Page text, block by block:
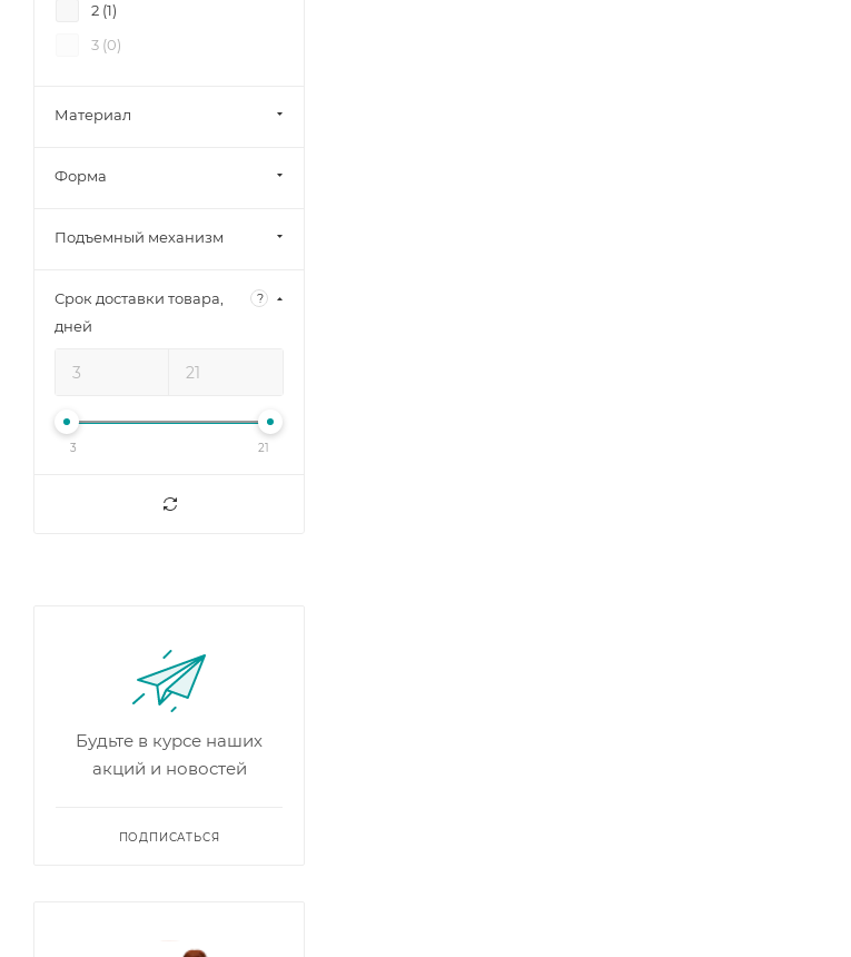
2 (1)
3 (0)
Материал
Форма
Подъемный механизм
Срок доставки товара,
дней
?
3 21
Будьте в курсе наших
акций и новостей
ПОДПИСАТЬСЯ